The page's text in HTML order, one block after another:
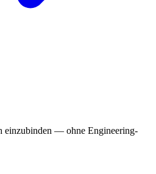
einzubinden — ohne Engineering-